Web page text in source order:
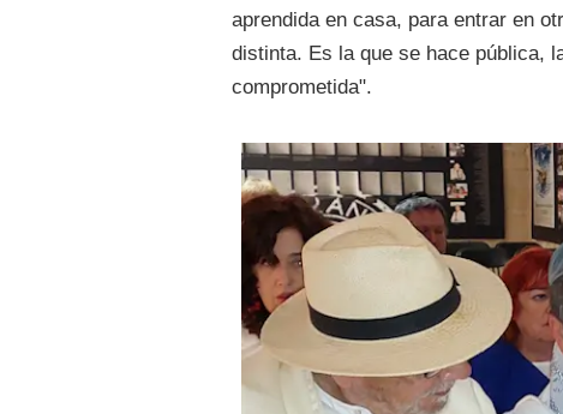
aprendida en casa, para entrar en
distinta. Es la que se hace pública,
comprometida".